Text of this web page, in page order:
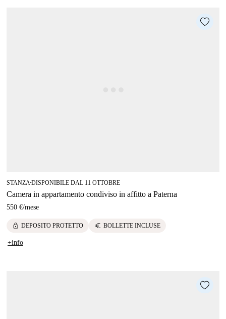
STANZA ■DISPONIBILE DAL 11 OTTOBRE
Camera in appartamento condiviso in affitto a Paterna
550 €/mese
lock DEPOSITO PROTETTO euro BOLLETTE INCLUSE
+info